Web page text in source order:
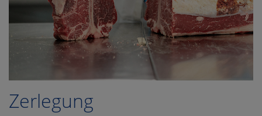
Zerlegung